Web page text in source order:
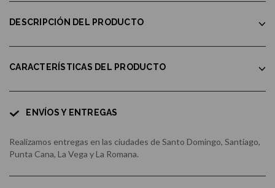
DESCRIPCIÓN DEL PRODUCTO
CARACTERÍSTICAS DEL PRODUCTO
ENVÍOS Y ENTREGAS
Realizamos entregas en las ciudades de Santo Domingo, Santiago,
Punta Cana, La Vega y La Romana.